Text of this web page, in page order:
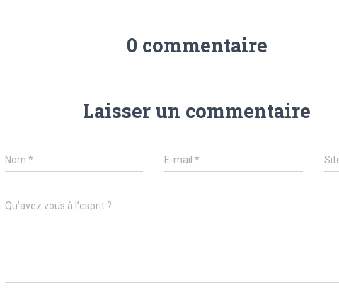
0 commentaire
Laisser un commentaire
Nom * E-mail*
Qu’avez vous à l’esprit ?